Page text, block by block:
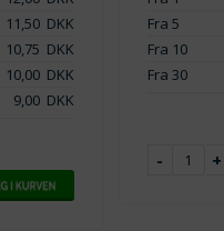
11,50DKK
10,75 DKK
10,00DKK
9,00DKK
Fra 5
Fra 10
Fra 30